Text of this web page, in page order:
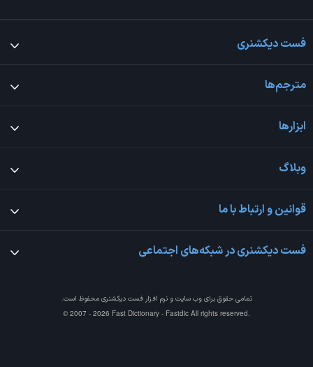
فست دیکشنری
مترجم‌ها
ابزارها
وبلاگ
قوانین و ارتباط با ما
فست دیکشنری در شبکه‌های اجتماعی
تمامی حقوق برای وب سایت و نرم افزارفست دیکشنری محفوظ است.
© 2007 - 2026 Fast Dictionary - Fastdic All rights reserved.